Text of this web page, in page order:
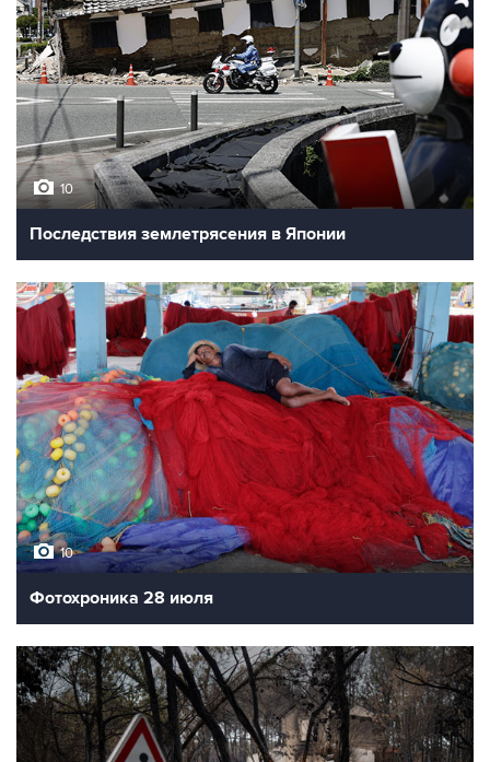
10
Последствия землетрясения в Японии
10
Фотохроника 28 июля